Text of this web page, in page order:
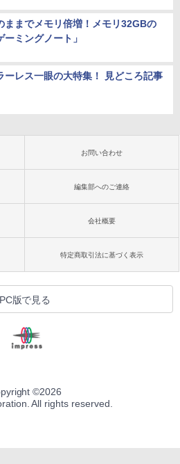
ままでメモリ倍増！メモリ32GBの
ーミングノート」
ーレス一眼の大特集！ 見どころ記事
お問い合わせ
編集部へのご連絡
会社概要
特定商取引法に基づく表示
PC版で見る
©2026
All rights reserved.